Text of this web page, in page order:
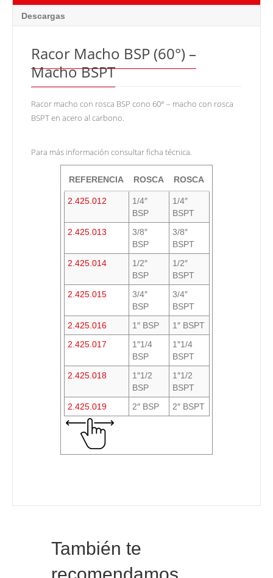
Descargas
Racor Macho BSP (60°) –
Macho BSPT
Racor macho con rosca BSP cono 60° – macho con rosca
BSPT en acero al carbono.
Para más información consultar ficha técnica.
REFERENCIA ROSCA ROSCA
2.425.012
1/4″
BSP
1/4″
BSPT
2.425.013
3/8″
BSP
3/8″
BSPT
2.425.014
1/2″
BSP
1/2″
BSPT
2.425.015
3/4″
BSP
3/4″
BSPT
2.425.016
1″ BSP
1″ BSPT
2.425.017
1″1/4
BSP
1″1/4
BSPT
2.425.018
1″1/2
BSP
1″1/2
BSPT
2.425.019
2″ BSP 2″ BSPT
También te
recomendamos…